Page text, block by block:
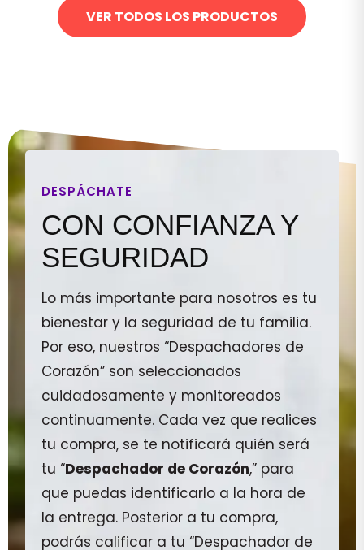
VER TODOS LOS PRODUCTOS
DESPÁCHATE
CON CONFIANZA Y
SEGURIDAD
Lo más importante para nosotros es tu
bienestar y la seguridad de tu familia.
Por eso, nuestros “Despachadores de
Corazón” son seleccionados
cuidadosamente y monitoreados
continuamente. Cada vez que realices
tu compra, se te notificará quién será
tu “Despachador de Corazón,” para
que puedas identificarlo a la hora de
la entrega. Posterior a tu compra,
podrás calificar a tu “Despachador de